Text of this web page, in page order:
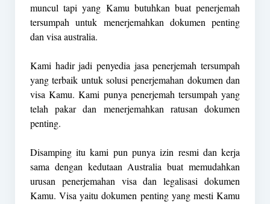
muncul tapi yang Kamu butuhkan buat penerjemah
tersumpah untuk menerjemahkan dokumen penting
dan visa australia.
Kami hadir jadi penyedia jasa penerjemah tersumpah
yang terbaik untuk solusi penerjemahan dokumen dan
visa Kamu. Kami punya penerjemah tersumpah yang
telah pakar dan menerjemahkan ratusan dokumen
penting.
Disamping itu kami pun punya izin resmi dan kerja
sama dengan kedutaan Australia buat memudahkan
urusan penerjemahan visa dan legalisasi dokumen
Kamu. Visa yaitu dokumen penting yang mesti Kamu